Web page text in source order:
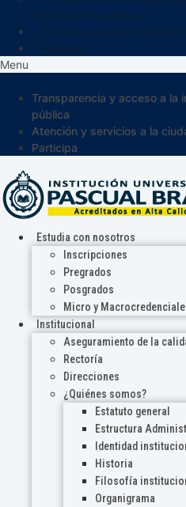
Menu
Transparencia y acceso a la
pública
Atención y servicios a la
Participa
Estudia con nosotros
Inscripciones
Pregrados
Posgrados
Micro y
Institucional
Aseguramiento de la
Rectoría
Direcciones
¿Quiénes somos?
Estatuto general
Estructura
Identidad
Historia
Filosofía
Organigrama